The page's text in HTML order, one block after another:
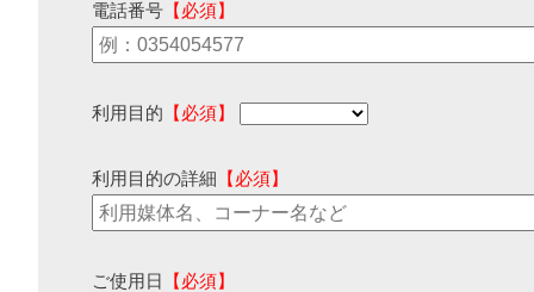
電話番号 【必須】
利用目的 【必須】
利用目的の詳細 【必須】
ご使用日 【必須】